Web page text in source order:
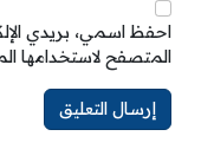
احفظ اسمي، بريدي
المتصفح لاستخدامها